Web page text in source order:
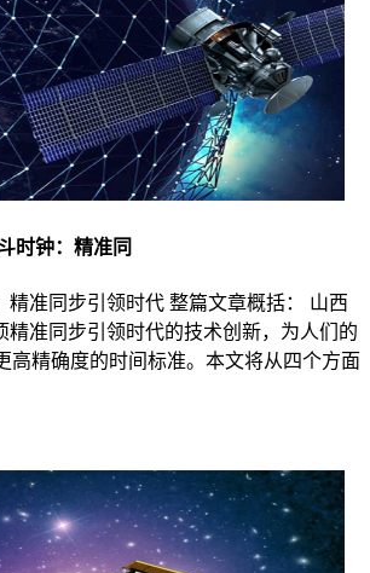
时钟：精准同
精准同步引领时代 整篇文章概括： 山西
精准同步引领时代的技术创新，为人们的
高精确度的时间标准。本文将从四个方面